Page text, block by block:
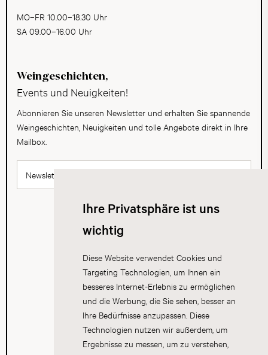
Ihre Privatsphäre ist uns
wichtig
Diese Website verwendet Cookies und
Targeting Technologien, um Ihnen ein
besseres Internet-Erlebnis zu ermöglichen
und die Werbung, die Sie sehen, besser an
Ihre Bedürfnisse anzupassen. Diese
Technologien nutzen wir außerdem, um
Ergebnisse zu messen, um zu verstehen,
MO–FR 10.00–18.30 Uhr
SA 09.00–16.00 Uhr
Weingeschichten,
Events und Neuigkeiten!
Abonnieren Sie unseren Newsletter und erhalten Sie spannende
Weingeschichten, Neuigkeiten und tolle Angebote direkt in Ihre
Mailbox.
Newsletter abonnieren